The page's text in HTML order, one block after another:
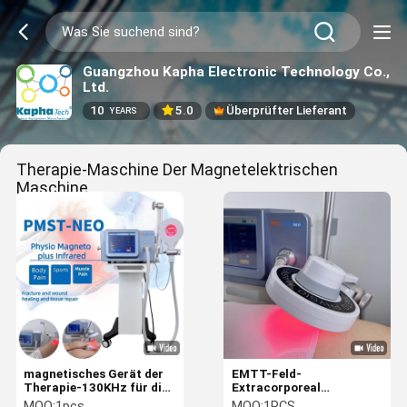
Guangzhou Kapha Electronic Technology Co.,
Ltd.
10 YEARS 5.0 Überprüfter Lieferant
Therapie-Maschine Der Magnetelektrischen
Maschine
magnetisches Gerät der
Therapie-130KHz für die
Behandlung Infrarot-
EMTT-Feld-
Extracorporeal
magnetische Therapie-